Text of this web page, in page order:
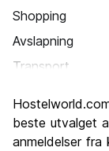
Shopping
Avslapning
Transport
Kultur
Feste
beste utvalget
anmeldelser fra